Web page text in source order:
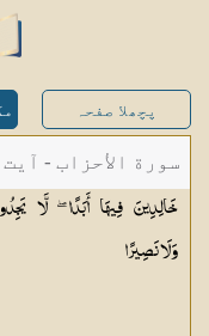
پچھلا صفحہ
سورة الأحزاب - آیت 65
خَالِدِينَ فِيهَا أَبَدًا ۖ لَّا
وَلَانَصِيرًا